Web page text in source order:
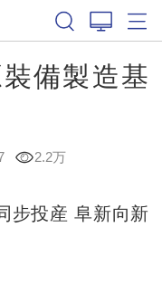
備製造基
2.2万
投産 阜新向新